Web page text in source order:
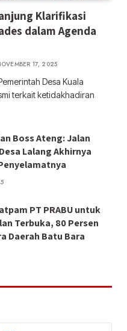
Klarifikasi
dalam Agenda
17, 2025
Desa Kuala
terkait ketidakhadiran
Boss Ateng: Jalan
Lalang Akhirnya
PT PRABU untuk
Terbuka, 80 Persen
Daerah Batu Bara